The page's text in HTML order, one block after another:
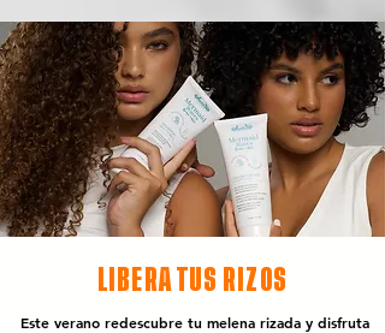
LIBERA TUS RIZOS
Este verano redescubre tu melena rizada y disfruta